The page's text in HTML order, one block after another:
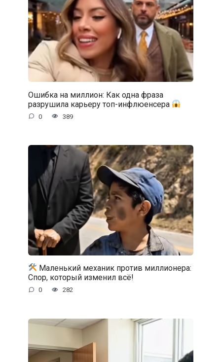
Ошибка на миллион: Как одна фраза
разрушила карьеру топ-инфлюенсера
0 389
Маленький механик против миллионера:
Спор, который изменил всё!
0 282